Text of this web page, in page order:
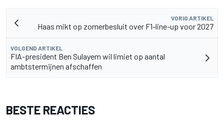
VORIG ARTIKEL
Haas mikt op zomerbesluit over F1-line-up voor 2027
VOLGEND ARTIKEL
FIA-president Ben Sulayem wil limiet op aantal
ambtstermijnen afschaffen
BESTE REACTIES